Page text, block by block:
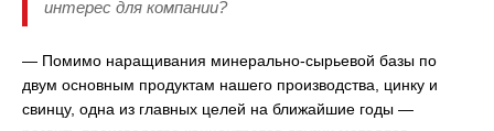
интерес для компании?
— Помимо наращивания минерально-сырьевой базы по
двум основным продуктам нашего производства, цинку и
свинцу, одна из главных целей на ближайшие годы —